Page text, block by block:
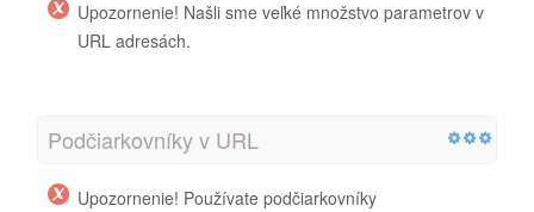
Upozornenie! Našli sme veľké množstvo parametrov v
URL adresách.
Podčiarkovníky v URL
Upozornenie! Používate podčiarkovníky